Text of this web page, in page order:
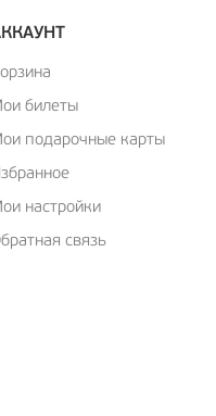
билеты
подарочные карты
настройки
связь